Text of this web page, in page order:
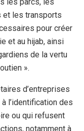
et les transports
pour créer
et au hijab, ainsi
de la vertu
».
d’entreprises
l’identification des
ou qui refusent
notamment à